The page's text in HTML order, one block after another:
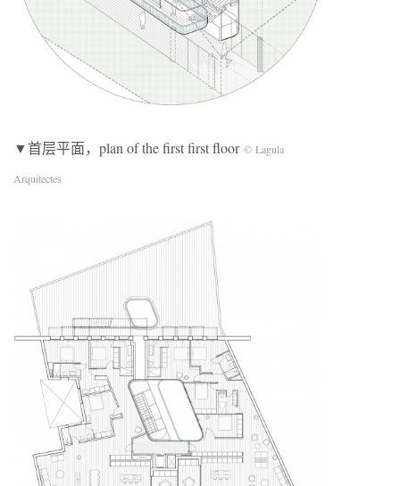
▼首层平面，plan of the first first floor © Lagula
Arquitectes